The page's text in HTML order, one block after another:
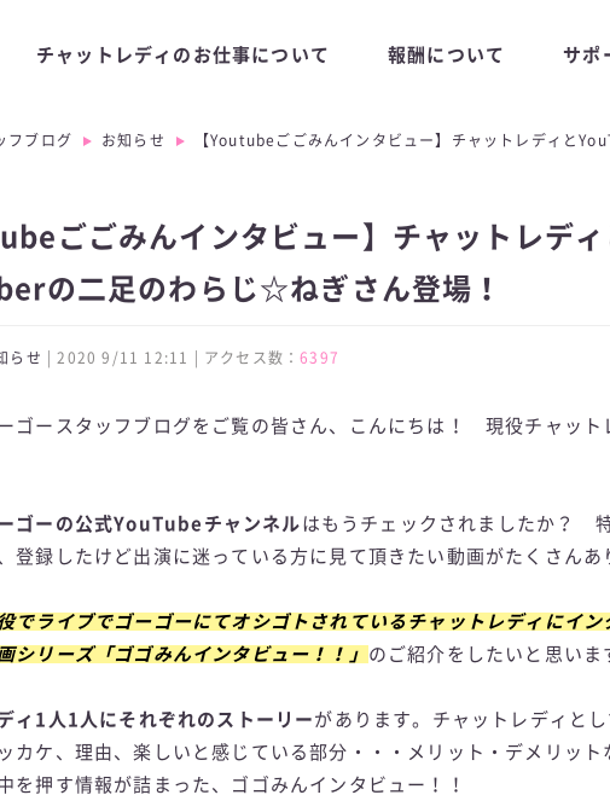
チャットレディのお仕事について 報酬について サポ
フブログ お知らせ 【Youtubeごごみんインタビュー】チャットレディと
ごごみんインタビュー】チャットレディ
の二足のわらじ☆ねぎさん登場！
らせ | 2020 9/11 12:11 | アクセス数：6397
ゴースタッフブログをご覧の皆さん、こんにちは！ 現役チャット
ゴーの公式YouTubeチャンネルはもうチェックされましたか？
登録したけど出演に迷っている方に見て頂きたい動画がたくさん
でライブでゴーゴーにてオシゴトされているチャットレディにイン
シリーズ「ゴゴみんインタビュー！！」 のご紹介をしたいと思いま
ィ1人1人にそれぞれのストーリーがあります。チャットレディとし
カケ、理由、楽しいと感じている部分・・・メリット・デメリット
を押す情報が詰まった、ゴゴみんインタビュー！！